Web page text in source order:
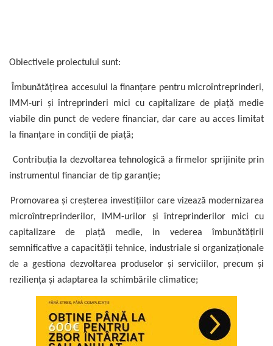
Obiectivele proiectului sunt:
Îmbunătățirea accesului la finanțare pentru microîntreprinderi,
IMM-uri și întreprinderi mici cu capitalizare de piaţă medie
viabile din punct de vedere financiar, dar care au acces limitat
la finanțare in condiții de piață;
Contribuția la dezvoltarea tehnologică a firmelor sprijinite prin
instrumentul financiar de tip garanție;
Promovarea și creșterea investițiilor care vizează modernizarea
microîntreprinderilor, IMM-urilor și întreprinderilor mici cu
capitalizare de piață medie, in vederea îmbunătățirii
semnificative a capacității tehnice, industriale si organizaționale
de a gestiona dezvoltarea produselor și serviciilor, precum și
reziliența și adaptarea la schimbările climatice;